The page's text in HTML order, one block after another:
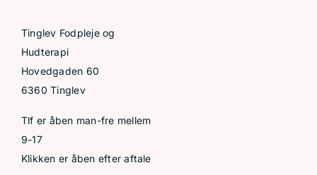
Tinglev Fodpleje og
Hudterapi
Hovedgaden 60
6360 Tinglev
Tlf er åben man-fre mellem
9-17
Klikken er åben efter aftale